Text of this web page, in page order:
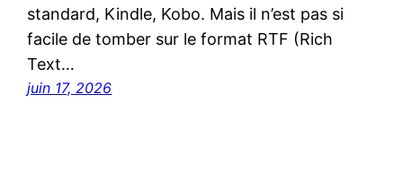
standard, Kindle, Kobo. Mais il n’est pas si
facile de tomber sur le format RTF (Rich
Text…
juin 17, 2026